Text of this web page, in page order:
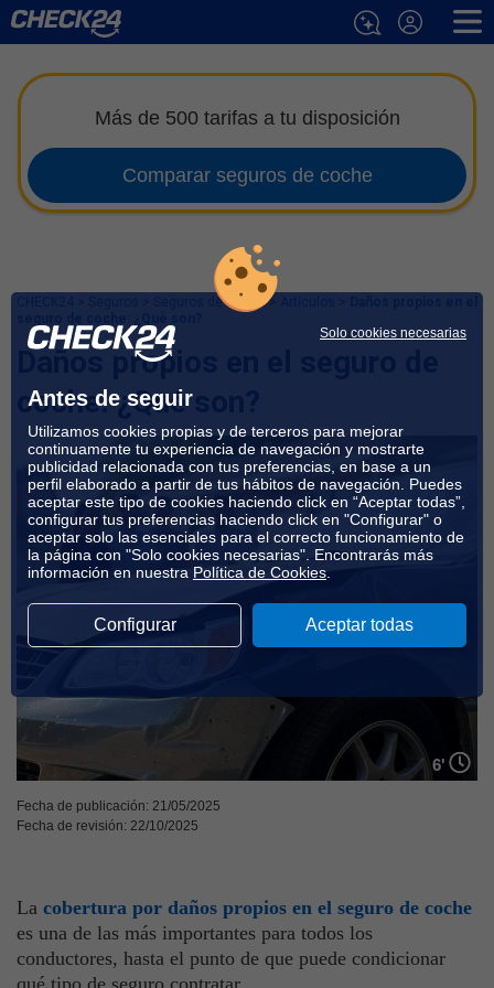
Más de 500 tarifas a tu disposición
Comparar seguros de coche
Seguros de Coche >
Daños propios en el seguro de
coche: ¿Qué son?
6'
Fecha de publicación: 21/05/2025
Fecha de revisión: 22/10/2025
La cobertura por daños propios en el seguro de coche
es una de las más importantes para todos los
conductores, hasta el punto de que puede condicionar
Solo cookies necesarias
Antes de seguir
Utilizamos cookies propias y de terceros para mejorar
continuamente tu experiencia de navegación y mostrarte
publicidad relacionada con tus preferencias, en base a un
perfil elaborado a partir de tus hábitos de navegación. Puedes
aceptar este tipo de cookies haciendo click en “Aceptar todas”,
configurar tus preferencias haciendo click en "Configurar" o
aceptar solo las esenciales para el correcto funcionamiento de
la página con "Solo cookies necesarias". Encontrarás más
información en nuestra Política de Cookies
Configurar Aceptar todas